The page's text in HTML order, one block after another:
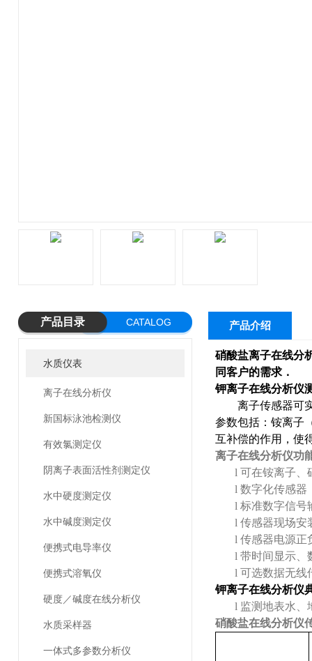
产品目录 CATALOG
水质仪表
离子在线分析仪
新国标泳池检测仪
有效氯测定仪
阴离子表面活性剂测定仪
水中硬度测定仪
水中碱度测定仪
便携式电导率仪
便携式溶氧仪
硬度／碱度在线分析仪
水质采样器
一体式多参数分析仪
产品介绍
硝酸盐离子在线分
同客户的需求．
钾离子在线分析仪
离子传感器可
参数包括：铵离子
互补偿的作用，使
离子在线分析仪功
l 可在铵离子、
l 数字化传感器
l 标准数字信号
l 传感器现场安
l 传感器电源正
l 带时间显示、
l 可选数据无线
钾离子在线分析仪
l 监测地表水、
硝酸盐在线分析仪